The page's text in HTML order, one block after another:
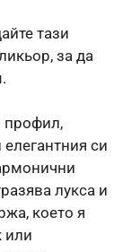
тази
за да
профил,
си
лукса и
което я
или